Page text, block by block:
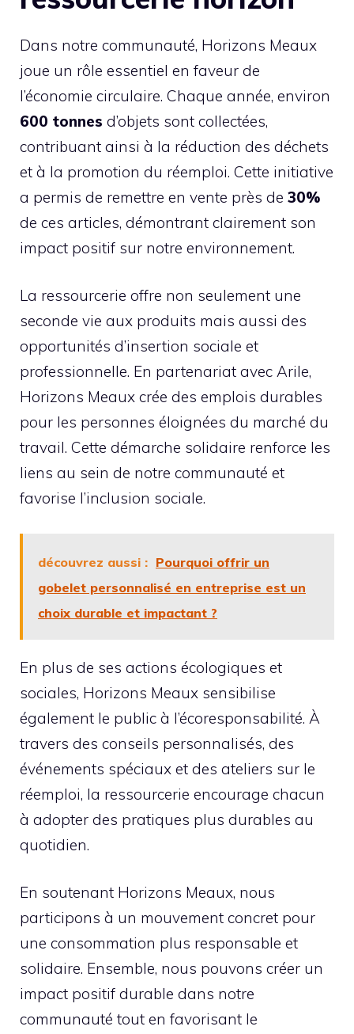
Dans notre communauté, Horizons Meaux
joue un rôle essentiel en faveur de
l’économie circulaire. Chaque année, environ
600 tonnes d’objets sont collectées,
contribuant ainsi à la réduction des déchets
et à la promotion du réemploi. Cette initiative
a permis de remettre en vente près de 30%
de ces articles, démontrant clairement son
impact positif sur notre environnement.
La ressourcerie offre non seulement une
seconde vie aux produits mais aussi des
opportunités d’insertion sociale et
professionnelle. En partenariat avec Arile,
Horizons Meaux crée des emplois durables
pour les personnes éloignées du marché du
travail. Cette démarche solidaire renforce les
liens au sein de notre communauté et
favorise l’inclusion sociale.
découvrez aussi : Pourquoi offrir un
gobelet personnalisé en entreprise est un
choix durable et impactant ?
En plus de ses actions écologiques et
sociales, Horizons Meaux sensibilise
également le public à l’écoresponsabilité. À
travers des conseils personnalisés, des
événements spéciaux et des ateliers sur le
réemploi, la ressourcerie encourage chacun
à adopter des pratiques plus durables au
quotidien.
En soutenant Horizons Meaux, nous
participons à un mouvement concret pour
une consommation plus responsable et
solidaire. Ensemble, nous pouvons créer un
impact positif durable dans notre
communauté tout en favorisant le